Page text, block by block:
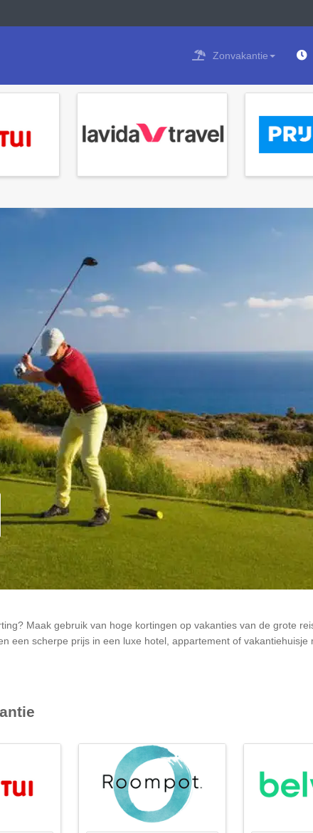
Zonvakantie
Maak gebruik van hoge kortingen op vakanties van de grote
een scherpe prijs in een luxe hotel, appartement of